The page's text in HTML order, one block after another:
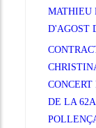
MATHIEU
D'AGOST
DE LA